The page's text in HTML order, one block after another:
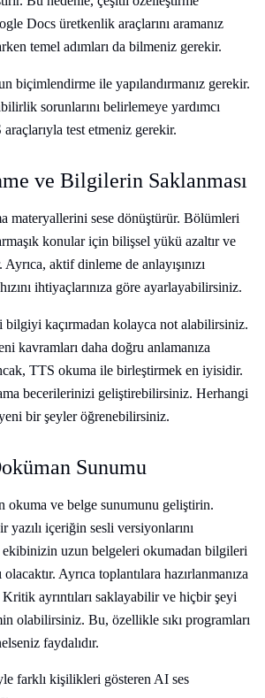
Docs üretkenlik araçlarını aramanız
temel adımları da bilmeniz gerekir.
biçimlendirme ile yapılandırmanız gerekir.
sorunlarını belirlemeye yardımcı
test etmeniz gerekir.
ve Bilgilerin Saklanması
materyallerini sese dönüştürür. Bölümleri
konular için bilişsel yükü azaltır ve
aktif dinleme de anlayışınızı
ihtiyaçlarınıza göre ayarlayabilirsiniz.
kaçırmadan kolayca not alabilirsiniz.
kavramları daha doğru anlamanıza
TTS okuma ile birleştirmek en iyisidir.
becerilerinizi geliştirebilirsiniz. Herhangi
bir şeyler öğrenebilirsiniz.
Sunumu
okuma ve belge sunumunu geliştirin.
içeriğin sesli versiyonlarını
uzun belgeleri okumadan bilgileri
olacaktır. Ayrıca toplantılara hazırlanmanıza
Kritik ayrıntıları saklayabilir ve hiçbir şeyi
olabilirsiniz. Bu, özellikle sıkı programları
faydalıdır.